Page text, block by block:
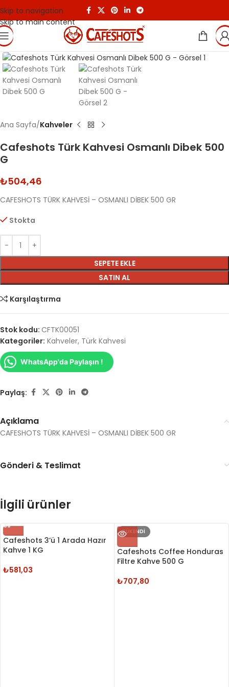
Skip to navigation
Skip to main content
Click to enlarge
Ana Sayfa Kahveler
Cafeshots Türk Kahvesi Osmanlı Dibek 500
G
₺504,46
CAFESHOTS TÜRK KAHVESİ – OSMANLI DİBEK 500 GR
Stokta
SEPETE EKLE
SATIN AL
Karşılaştırma
Stok kodu: CFTK00051
Kategoriler: Kahveler, Türk Kahvesi
WhatsApp'da Paylaşın !
Paylaş:
Açıklama
CAFESHOTS TÜRK KAHVESİ – OSMANLI DİBEK 500 GR
Gönderi & Teslimat
İlgili ürünler
Cafeshots 3’ü 1 Arada Hazır
Kahve 1 KG
₺581,03
TÜKENDI
Cafeshots Coffee Honduras
Filtre Kahve 500 G
₺707,80